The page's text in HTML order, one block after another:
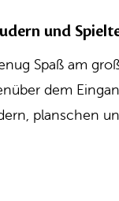
und
Spaß am
dem
planschen